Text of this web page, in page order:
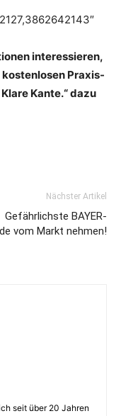
interessieren,
Praxis-
Kante.“ dazu
Nächster Artikel
Gefährlichste BAYER-
vom Markt nehmen!
seit über 20 Jahren